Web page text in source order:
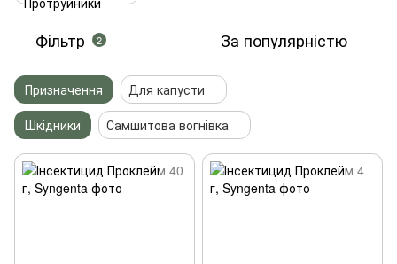
Фільтр 2 За популярністю
Призначення
Для капусти
Шкідники
Самшитова вогнівка